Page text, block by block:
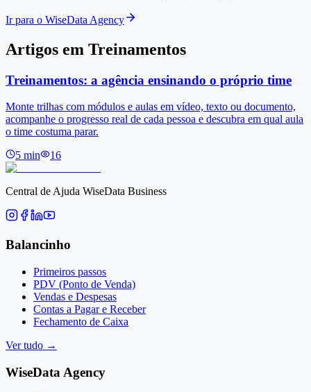
Ir para o WiseData Agency
Artigos em Treinamentos
Treinamentos: a agência ensinando o próprio time
Monte trilhas com módulos e aulas em vídeo, texto ou documento,
acompanhe o progresso real de cada pessoa e descubra em qual aula
o time costuma parar.
5 min 16
Central de Ajuda WiseData Business
Balancinho
Primeiros passos
PDV (Ponto de Venda)
Vendas e Despesas
Contas a Pagar e Receber
Fechamento de Caixa
Ver tudo →
WiseData Agency